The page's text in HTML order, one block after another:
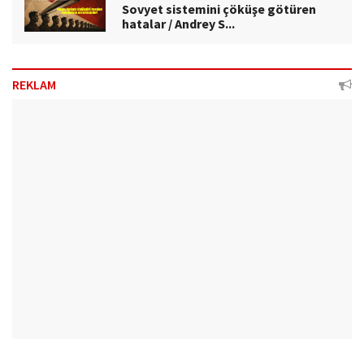
Sovyet sistemini çöküşe götüren
hatalar / Andrey S...
REKLAM